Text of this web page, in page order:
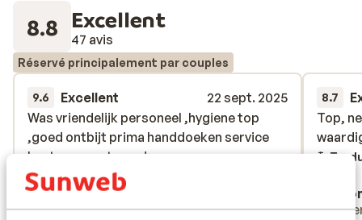
8.8 Excellent
47 avis
Réservé principalement par couples
9.6 Excellent
22 sept. 2025
Was vriendelijk personeel ,hygiene top
,goed ontbijt prima handdoeken service
kortom zeer tevreden
Was vriendelijk personeel ,hygiene top
,goed ontbijt prima handdoeken service
kortom zeer tevreden
Traduire en français (FR)
Richard
Amis
8.7
Top,
Top,